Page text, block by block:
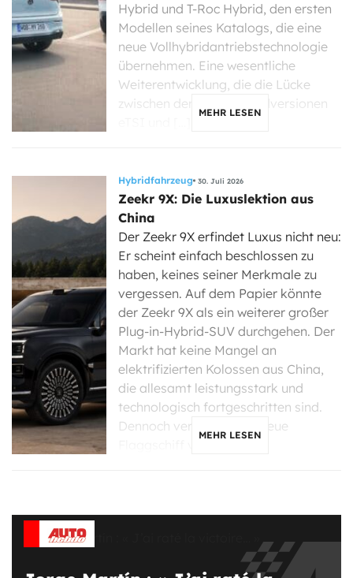
Hybrid und T-Roc Hybrid, den ersten
Modellen seines Katalogs, die eine
neue Vollhybridantriebstechnologie
übernehmen. Eine wesentliche
Weiterentwicklung, die die Lücke
zwischen den Mikrohybridversionen
MEHR LESEN
Hybridfahrzeug 30. Juli 2026
Zeekr 9X: Die Luxuslektion aus
China
Der Zeekr 9X erfindet Luxus nicht neu:
Er scheint einfach beschlossen zu
haben, keines seiner Merkmale zu
vergessen. Auf dem Papier könnte
der Zeekr 9X als ein weiterer großer
Plug-in-Hybrid-SUV durchgehen. Der
Markt hat keine Mangel an
elektrifizierten Kolossen aus China,
die allesamt leistungsstark und
technologisch fortgeschritten sind.
Dennoch vermittelt das neue
MEHR LESEN